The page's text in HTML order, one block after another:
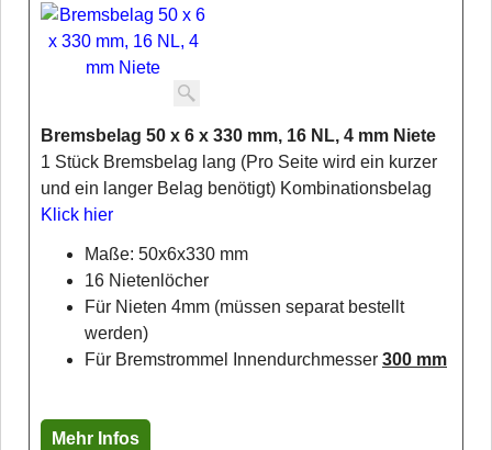
Bremsbelag 50 x 6 x 330 mm, 16 NL, 4 mm Niete
1 Stück Bremsbelag lang (Pro Seite wird ein kurzer
und ein langer Belag benötigt) Kombinationsbelag
Klick hier
Maße: 50x6x330 mm
16 Nietenlöcher
Für Nieten 4mm (müssen separat bestellt
werden)
Für Bremstrommel Innendurchmesser 300 mm
Mehr Infos